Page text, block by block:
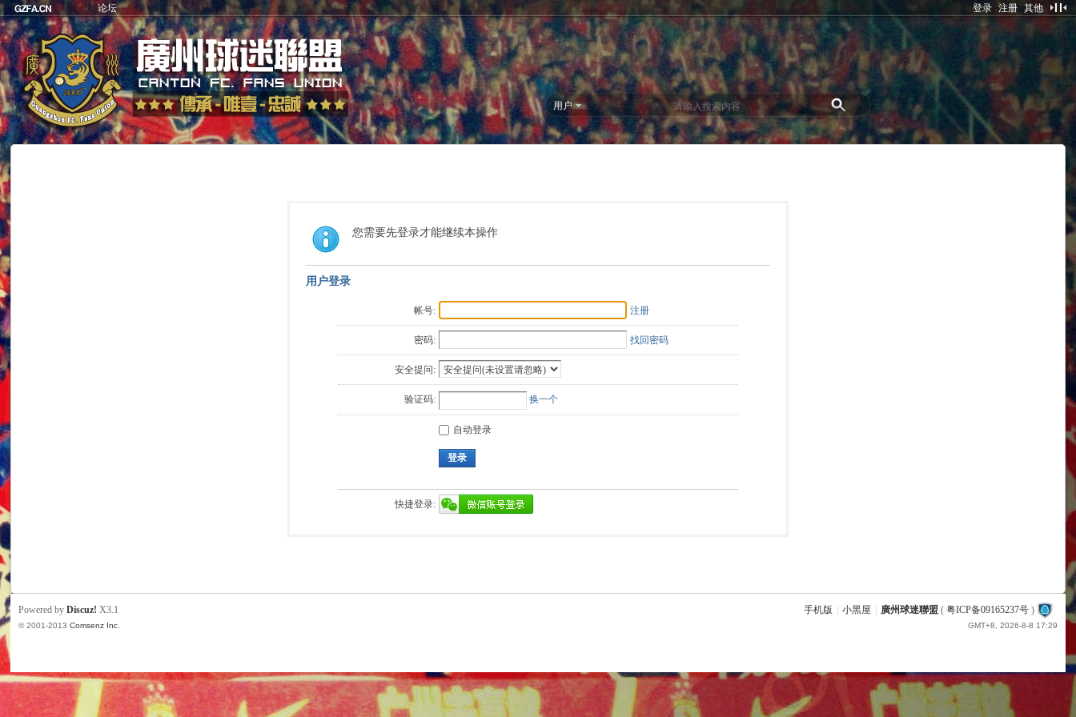
论坛 登录 注册 其他
用户
您需要先登录才能继续本操作
用户登录
帐号: 注册
密码: 找回密码
安全提问:
验证码: 换一个
自动登录
登录
快捷登录:
手机版 小黑屋 廣州球迷聯盟 ( 粤ICP备09165237号)
GMT+8, 2026-8-8 17:29
Powered byDiscuz! X3.1
© 2001-2013Comsenz Inc.